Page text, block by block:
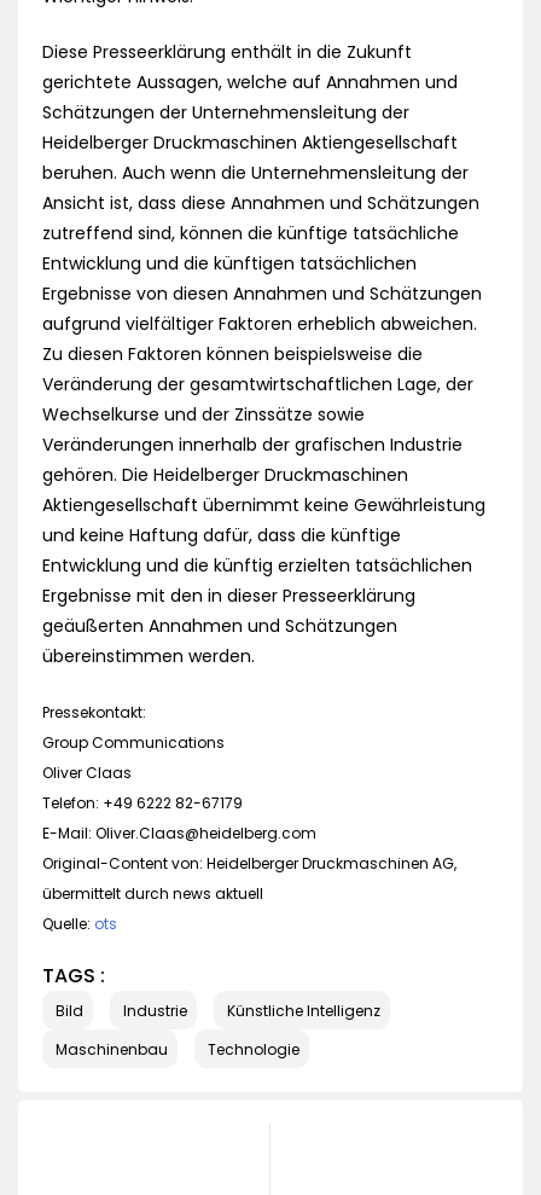
Diese Presseerklärung enthält in die Zukunft
gerichtete Aussagen, welche auf Annahmen und
Schätzungen der Unternehmensleitung der
Heidelberger Druckmaschinen Aktiengesellschaft
beruhen. Auch wenn die Unternehmensleitung der
Ansicht ist, dass diese Annahmen und Schätzungen
zutreffend sind, können die künftige tatsächliche
Entwicklung und die künftigen tatsächlichen
Ergebnisse von diesen Annahmen und Schätzungen
aufgrund vielfältiger Faktoren erheblich abweichen.
Zu diesen Faktoren können beispielsweise die
Veränderung der gesamtwirtschaftlichen Lage, der
Wechselkurse und der Zinssätze sowie
Veränderungen innerhalb der grafischen Industrie
gehören. Die Heidelberger Druckmaschinen
Aktiengesellschaft übernimmt keine Gewährleistung
und keine Haftung dafür, dass die künftige
Entwicklung und die künftig erzielten tatsächlichen
Ergebnisse mit den in dieser Presseerklärung
geäußerten Annahmen und Schätzungen
übereinstimmen werden.
Pressekontakt:
Group Communications
Oliver Claas
Telefon: +49 6222 82-67179
E-Mail: Oliver.Claas@heidelberg.com
Original-Content von: Heidelberger Druckmaschinen AG,
übermittelt durch news aktuell
Quelle: ots
TAGS :
Bild Industrie
Künstliche Intelligenz
Maschinenbau
Technologie